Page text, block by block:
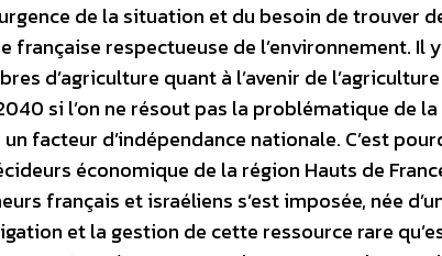
de la situation et du besoin de trouver
respectueuse de l’environnement. Il
d’agriculture quant à l’avenir de
si l’on ne résout pas la problématique de la
facteur d’indépendance nationale. C’est
économique de la région Hauts de
français et israéliens s’est imposée, née
et la gestion de cette ressource rare